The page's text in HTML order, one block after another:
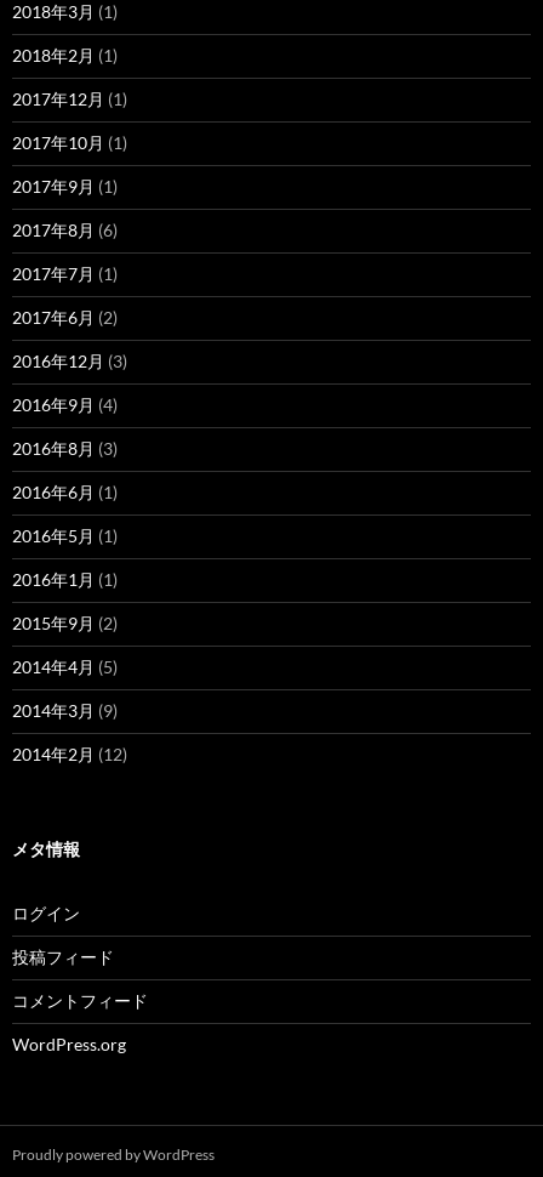
2018年3月 (1)
2018年2月 (1)
2017年12月 (1)
2017年10月 (1)
2017年9月 (1)
2017年8月 (6)
2017年7月 (1)
2017年6月 (2)
2016年12月 (3)
2016年9月 (4)
2016年8月 (3)
2016年6月 (1)
2016年5月 (1)
2016年1月 (1)
2015年9月 (2)
2014年4月 (5)
2014年3月 (9)
2014年2月 (12)
メタ情報
ログイン
投稿フィード
コメントフィード
WordPress.org
Proudly powered by WordPress